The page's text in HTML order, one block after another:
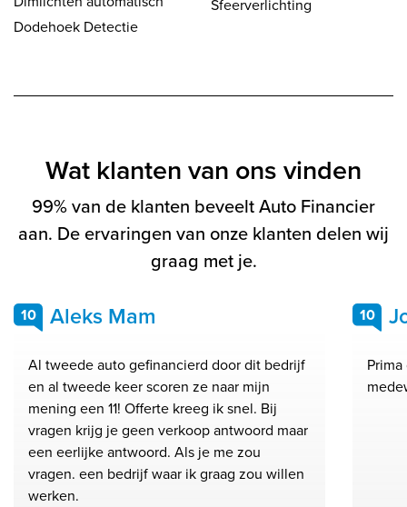
Dodehoek Detectie
Sfeerverlichting
Wat klanten van ons vinden
99% van de klanten beveelt Auto Financier
aan. De ervaringen van onze klanten delen wij
graag met je.
10 Aleks Mam
Al tweede auto gefinancierd door dit bedrijf
en al tweede keer scoren ze naar mijn
mening een 11! Offerte kreeg ik snel. Bij
vragen krijg je geen verkoop antwoord maar
een eerlijke antwoord. Als je me zou
vragen. een bedrijf waar ik graag zou willen
werken.
10